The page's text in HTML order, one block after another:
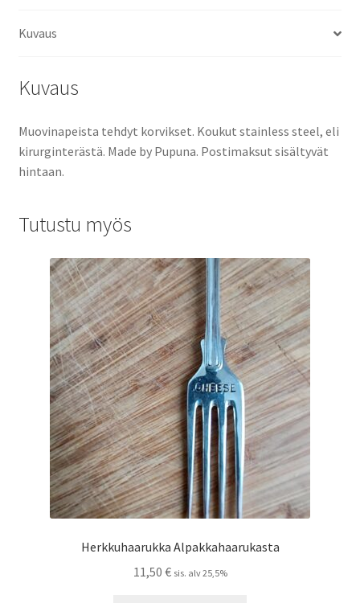
Kuvaus
Kuvaus
Muovinapeista tehdyt korvikset. Koukut stainless steel, eli
kirurginterästä. Made by Pupuna. Postimaksut sisältyvät
hintaan.
Tutustu myös
Herkkuhaarukka Alpakkahaarukasta
11,50 € sis. alv 25,5%